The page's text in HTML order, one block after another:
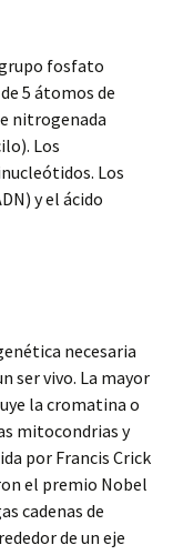
fosfato
5 átomos de
nitrogenada
Los
Los
y el ácido
necesaria
ser vivo. La mayor
la cromatina o
mitocondrias y
por Francis Crick
el premio Nobel
cadenas de
de un eje